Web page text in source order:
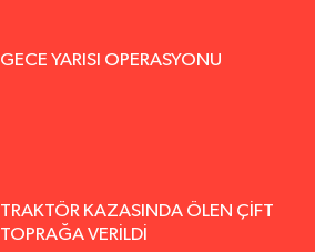
GECE YARISI OPERASYONU
TRAKTÖR KAZASINDA ÖLEN ÇİFT
TOPRAĞA VERİLDİ